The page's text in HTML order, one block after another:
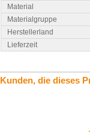
Material
Materialgruppe
Herstellerland
Lieferzeit
Kunden, die dieses